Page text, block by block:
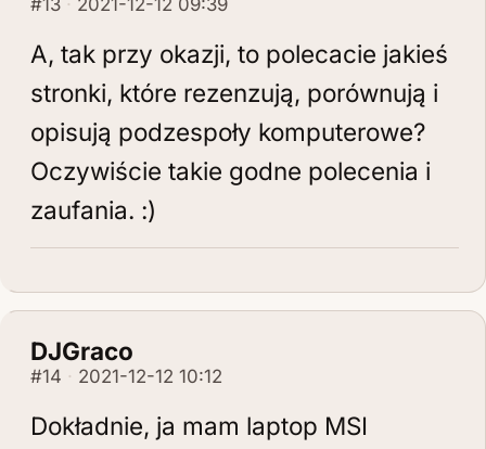
#13 2021-12-12 09:39
A, tak przy okazji, to polecacie jakieś
stronki, które rezenzują, porównują i
opisują podzespoły komputerowe?
Oczywiście takie godne polecenia i
zaufania. :)
DJGraco
#14 2021-12-12 10:12
Dokładnie, ja mam laptop MSI